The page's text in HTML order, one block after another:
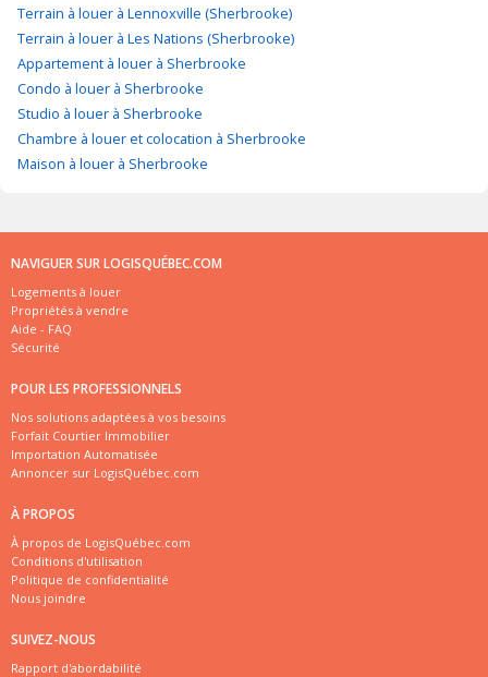
Terrain à louer à Lennoxville (Sherbrooke)
Terrain à louer à Les Nations (Sherbrooke)
Appartement à louer à Sherbrooke
Condo à louer à Sherbrooke
Studio à louer à Sherbrooke
Chambre à louer et colocation à Sherbrooke
Maison à louer à Sherbrooke
NAVIGUER SUR LOGISQUÉBEC.COM
Logements à louer
Propriétés à vendre
Aide - FAQ
Sécurité
POUR LES PROFESSIONNELS
Nos solutions adaptées à vos besoins
Forfait Courtier Immobilier
Importation Automatisée
Annoncer sur LogisQuébec.com
À PROPOS
À propos de LogisQuébec.com
Conditions d'utilisation
Politique de confidentialité
Nous joindre
SUIVEZ-NOUS
Rapport d'abordabilité